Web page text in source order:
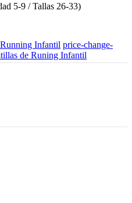
5-9 / Tallas 26-33)
Infantil price-change-
de Runing Infantil